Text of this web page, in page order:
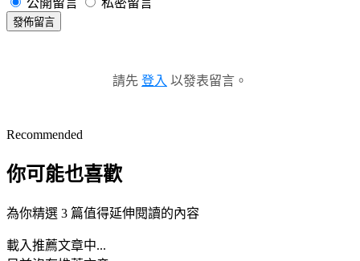
發佈留言
請先 登入 以發表留言。
Recommended
你可能也喜歡
為你精選 3 篇值得延伸閱讀的內容
載入推薦文章中...